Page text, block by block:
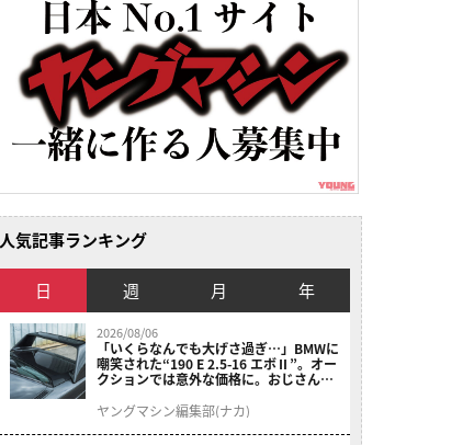
人気記事ランキング
日 週 月 年
2026/08/06
「いくらなんでも大げさ過ぎ…」BMWに
嘲笑された“190 E 2.5-16 エボⅡ”。オー
クションでは意外な価格に。おじさん達
ヤングマシン編集部(ナカ)